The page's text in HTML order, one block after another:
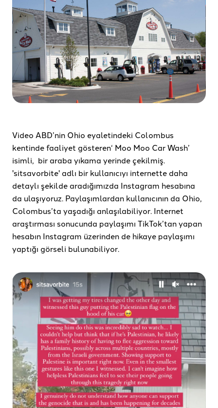
Video ABD’nin Ohio eyaletindeki Colombus
kentinde faaliyet gösteren‘ Moo Moo Car Wash’
isimli, bir araba yıkama yerinde çekilmiş.
'sitsavorbite' adlı bir kullanıcıyı internette daha
detaylı şekilde aradığımızda Instagram hesabına
da ulaşıyoruz. Paylaşımlardan kullanıcının da Ohio,
Colombus’ta yaşadığı anlaşılabiliyor. Internet
araştırması sonucunda paylaşımı TikTok’tan yapan
hesabın Instagram üzerinden de hikaye paylaşımı
yaptığı görseli bulunabiliyor.